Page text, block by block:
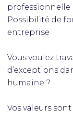
professionnelle
Possibilité de
entreprise
Vous voulez
d’exceptions
humaine ?
Vos valeurs